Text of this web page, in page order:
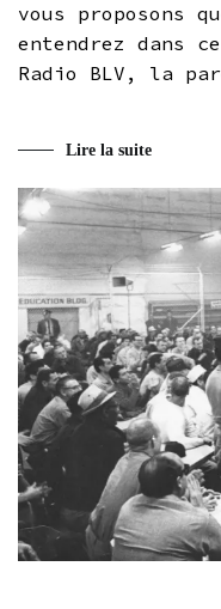
vous proposons
entendrez dans
Radio BLV, la
Lire la suite